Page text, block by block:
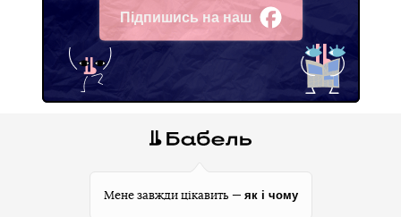
Підпишись на наш
Facebook
Мене завжди цікавить — як і чому